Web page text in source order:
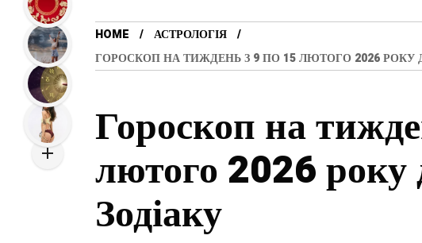
HOME
АСТРОЛОГІЯ
ГОРОСКОП НА ТИЖДЕНЬ З 9 ПО 15 ЛЮТОГО 2026 РОКУ
Гороскоп на
лютого 2026 року
Зодіаку